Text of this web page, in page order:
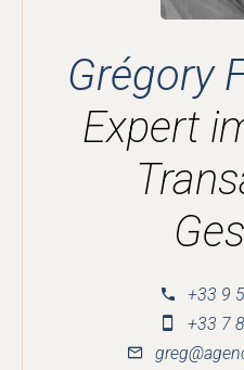
Grégory
Expert
+33 9
+33 7